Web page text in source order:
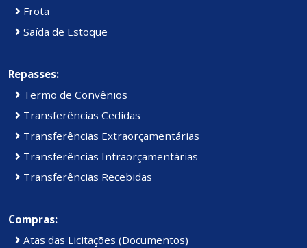
Frota
Saída de Estoque
Repasses:
Termo de Convênios
Transferências Cedidas
Transferências Extraorçamentárias
Transferências Intraorçamentárias
Transferências Recebidas
Compras:
Atas das Licitações (Documentos)